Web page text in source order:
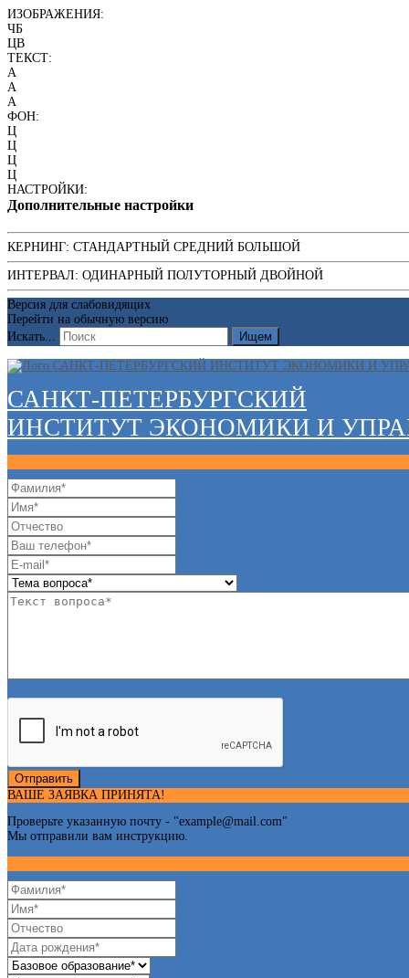
ИЗОБРАЖЕНИЯ:
ЧБ
ЦВ
ТЕКСТ:
A
A
A
ФОН:
Ц
Ц
Ц
Ц
НАСТРОЙКИ:
Дополнительные настройки
КЕРНИНГ: СТАНДАРТНЫЙ СРЕДНИЙ БОЛЬШОЙ
ИНТЕРВАЛ: ОДИНАРНЫЙ ПОЛУТОРНЫЙ ДВОЙНОЙ
Версия для слабовидящих
Перейти на обычную версию
Искать...
Ищем
САНКТ-ПЕТЕРБУРГСКИЙ
ИНСТИТУТ ЭКОНОМИКИ И
Отправить
ВАШЕ ЗАЯВКА ПРИНЯТА!
Проверьте указанную почту - "example@mail.com"
Мы отправили вам инструкцию.